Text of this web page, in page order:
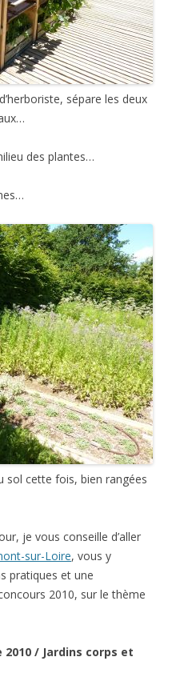
sépare les deux
des plantes…
sol cette fois, bien rangées
je vous conseille d’aller
sur-Loire, vous y
pratiques et une
2010, sur le thème
/ Jardins corps et